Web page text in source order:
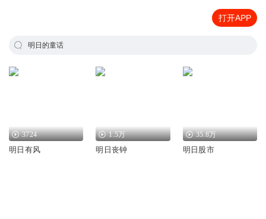
打开APP
明日的童话
3724
明日有风
1.5万
明日丧钟
35.8万
明日股市